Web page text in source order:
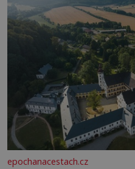
epochanacestach.cz